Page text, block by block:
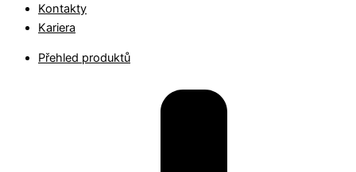
Kontakty
Kariera
Přehled produktů